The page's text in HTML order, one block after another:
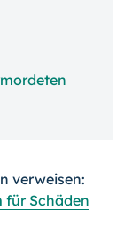
verweisen:
für Schäden